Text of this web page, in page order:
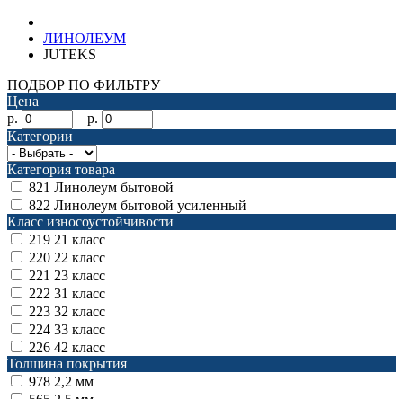
ЛИНОЛЕУМ
JUTEKS
ПОДБОР ПО ФИЛЬТРУ
Цена
р.
– р.
Категории
Категория товара
821 Линолеум бытовой
822 Линолеум бытовой усиленный
Класс износоустойчивости
219 21 класс
220 22 класс
221 23 класс
222 31 класс
223 32 класс
224 33 класс
226 42 класс
Толщина покрытия
978 2,2 мм